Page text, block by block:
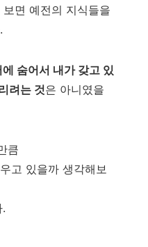
면 예전의 지식들을
숨어서 내가 갖고 있
려는 것은 아니였을
큼
고 있을까 생각해보